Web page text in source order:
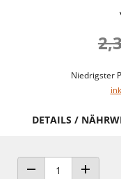
Niedrigster
DETAILS /